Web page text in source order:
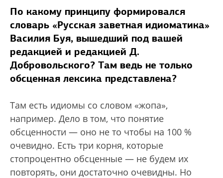
По какому принципу формировался
словарь «Русская заветная идиоматика»
Василия Буя, вышедший под вашей
редакцией и редакцией Д.
Добровольского? Там ведь не только
обсценная лексика представлена?
Там есть идиомы со словом «жопа»,
например. Дело в том, что понятие
обсценности — оно не то чтобы на 100 %
очевидно. Есть три корня, которые
стопроцентно обсценные — не будем их
повторять, они достаточно очевидны. Но